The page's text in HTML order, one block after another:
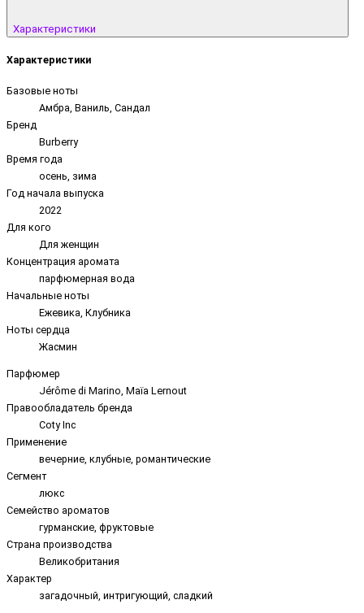
Характеристики
Характеристики
Базовые ноты
Амбра, Ваниль, Сандал
Бренд
Burberry
Время года
осень, зима
Год начала выпуска
2022
Для кого
Для женщин
Концентрация аромата
парфюмерная вода
Начальные ноты
Ежевика, Клубника
Ноты сердца
Жасмин
Парфюмер
Jérôme di Marino, Maïa Lernout
Правообладатель бренда
Coty Inc
Применение
вечерние, клубные, романтические
Сегмент
люкс
Семейство ароматов
гурманские, фруктовые
Страна производства
Великобритания
Характер
загадочный, интригующий, сладкий